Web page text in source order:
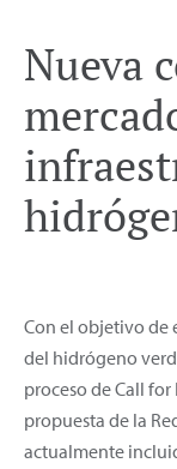
Nueva
Con el objetivo de
del hidrógeno
proceso de Call
propuesta de la
actualmente